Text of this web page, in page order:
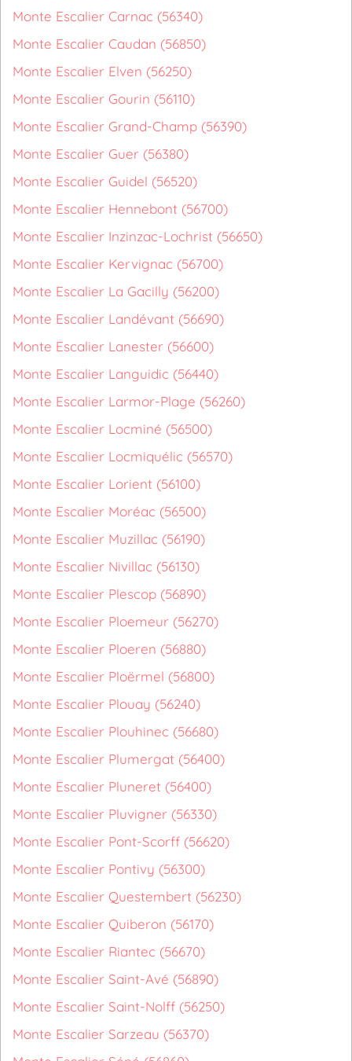
Monte Escalier Carnac (56340)
Monte Escalier Caudan (56850)
Monte Escalier Elven (56250)
Monte Escalier Gourin (56110)
Monte Escalier Grand-Champ (56390)
Monte Escalier Guer (56380)
Monte Escalier Guidel (56520)
Monte Escalier Hennebont (56700)
Monte Escalier Inzinzac-Lochrist (56650)
Monte Escalier Kervignac (56700)
Monte Escalier La Gacilly (56200)
Monte Escalier Landévant (56690)
Monte Escalier Lanester (56600)
Monte Escalier Languidic (56440)
Monte Escalier Larmor-Plage (56260)
Monte Escalier Locminé (56500)
Monte Escalier Locmiquélic (56570)
Monte Escalier Lorient (56100)
Monte Escalier Moréac (56500)
Monte Escalier Muzillac (56190)
Monte Escalier Nivillac (56130)
Monte Escalier Plescop (56890)
Monte Escalier Ploemeur (56270)
Monte Escalier Ploeren (56880)
Monte Escalier Ploërmel (56800)
Monte Escalier Plouay (56240)
Monte Escalier Plouhinec (56680)
Monte Escalier Plumergat (56400)
Monte Escalier Pluneret (56400)
Monte Escalier Pluvigner (56330)
Monte Escalier Pont-Scorff (56620)
Monte Escalier Pontivy (56300)
Monte Escalier Questembert (56230)
Monte Escalier Quiberon (56170)
Monte Escalier Riantec (56670)
Monte Escalier Saint-Avé (56890)
Monte Escalier Saint-Nolff (56250)
Monte Escalier Sarzeau (56370)